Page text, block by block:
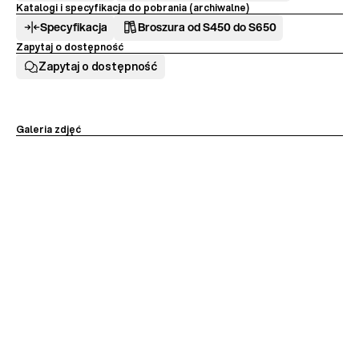
Katalogi i specyfikacja do pobrania (archiwalne)
Specyfikacja Broszura od S450 do S650
Zapytaj o dostępność
Zapytaj o dostępność
Galeria zdjęć